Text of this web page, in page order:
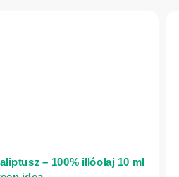
– 100% illóolaj 10 ml